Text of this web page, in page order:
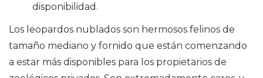
disponibilidad.
Los leopardos nublados son hermosos felinos de
tamaño mediano y fornido que están comenzando
a estar más disponibles para los propietarios de